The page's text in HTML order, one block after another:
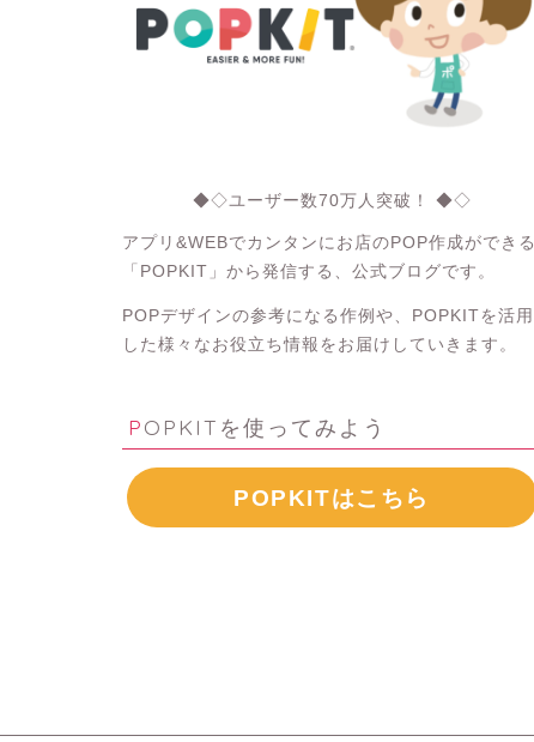
◆◇ユーザー数70万人突破！ ◆◇
アプリ&WEBでカンタンにお店のPOP作成ができる
「POPKIT」から発信する、公式ブログです。
POPデザインの参考になる作例や、POPKITを活用
した様々なお役立ち情報をお届けしていきます。
POPKITを使ってみよう
POPKITはこちら